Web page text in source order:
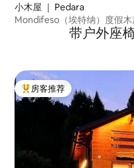
小木屋 ｜ Pedara
Mondifeso（埃特纳）度假木
带户外座
热门「房客推荐」
房客推荐